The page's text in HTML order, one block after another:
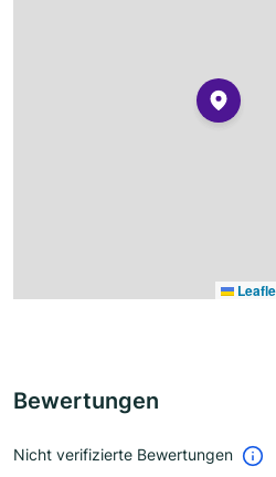
Bewertungen
Nicht verifizierte Bewertungen